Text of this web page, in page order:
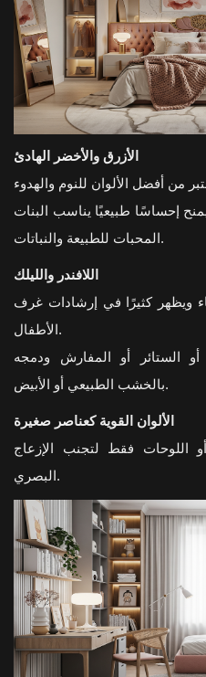
الأزرق والأخضر الهادئ
إحساسًا طبيعيًا يناسب البنات
المحبات للطبيعة والنباتات.
اللافندر والليلك
ويظهر كثيرًا في إرشادات غرف
الأطفال.
الستائر أو المفارش ودمجه
بالخشب الطبيعي أو الأبيض.
الألوان القوية كعناصر صغيرة
اللوحات فقط لتجنب الإزعاج
البصري.